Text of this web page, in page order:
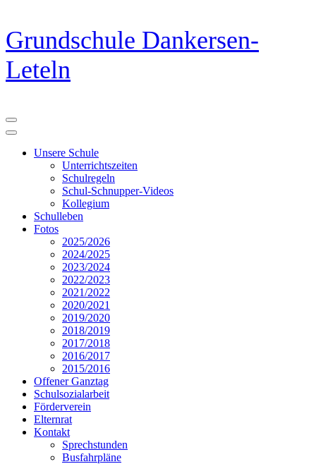
Zum
Inhalt
springen
(Eingabetaste
drücken)
Grundschule Dankersen-
Leteln
Unsere Schule
Unterrichtszeiten
Schulregeln
Schul-Schnupper-Videos
Kollegium
Schulleben
Fotos
2025/2026
2024/2025
2023/2024
2022/2023
2021/2022
2020/2021
2019/2020
2018/2019
2017/2018
2016/2017
2015/2016
Offener Ganztag
Schulsozialarbeit
Förderverein
Elternrat
Kontakt
Sprechstunden
Busfahrpläne